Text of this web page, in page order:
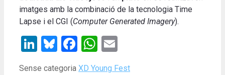
imatges amb la combinació de la tecnologia Time
Lapse i el CGI (Computer Generated Imagery).
LinkedIn
Bluesky
Facebook
WhatsApp
Categories
Sense categoria Tags
XD Young Fest